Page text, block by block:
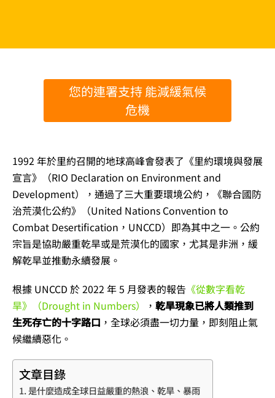
您的連署支持 能減緩氣候
危機
1992 年於里約召開的地球高峰會發表了《里約環境與發展
宣言》（RIO Declaration on Environment and
Development），通過了三大重要環境公約，《聯合國防
治荒漠化公約》（United Nations Convention to
Combat Desertification，UNCCD）即為其中之一。公約
宗旨是協助嚴重乾旱或是荒漠化的國家，尤其是非洲，緩
解乾旱並推動永續發展。
根據 UNCCD 於 2022 年 5 月發表的報告 《從數字看乾
旱》（Drought in Numbers）
， 乾旱現象已將人類推到
生死存亡的十字路口 ，全球必須盡一切力量，即刻阻止氣
候繼續惡化。
文章目錄
是什麼造成全球日益嚴重的熱浪、乾旱、暴雨